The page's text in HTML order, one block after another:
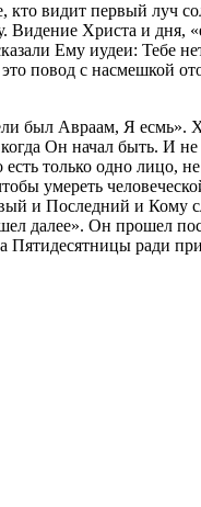
видит первый луч
Христа и дня,
Ему иудеи:
повод с насмешкой
был Авраам, Я
Он начал быть. И не
только одно лицо,
умереть
и Последний и Кому
далее». Он прошел
Пятидесятницы ради